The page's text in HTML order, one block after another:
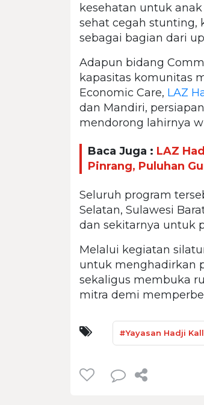
kesehatan untuk
sehat cegah stunting,
sebagai bagian dari
Adapun bidang
kapasitas komunitas
Economic Care, LAZ
dan Mandiri,
mendorong lahirnya
Baca Juga : LAZ
Pinrang, Puluhan
Seluruh program
Selatan, Sulawesi
dan sekitarnya untuk
Melalui kegiatan
untuk menghadirkan
sekaligus membuka
mitra demi
#Yayasan Hadji